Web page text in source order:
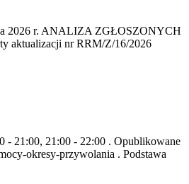
2026 r. ANALIZA ZGŁOSZONYCH
aktualizacji nr RRM/Z/16/2026
- 21:00, 21:00 - 22:00 . Opublikowane
okresy-przywolania . Podstawa